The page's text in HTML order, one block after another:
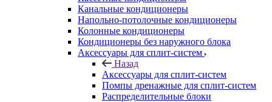
Канальные кондиционеры
Напольно-потолочные кондиционеры
Колонные кондиционеры
Кондиционеры без наружного блока
Аксессуары для сплит-систем
Назад
Аксессуары для сплит-систем
Помпы дренажные для сплит-систем
Распределительные блоки